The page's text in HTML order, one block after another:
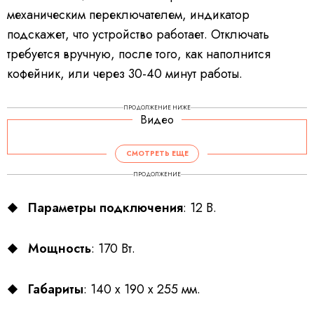
механическим переключателем, индикатор
подскажет, что устройство работает. Отключать
требуется вручную, после того, как наполнится
кофейник, или через 30-40 минут работы.
ПРОДОЛЖЕНИЕ НИЖЕ
Видео
СМОТРЕТЬ ЕЩЕ
ПРОДОЛЖЕНИЕ
Параметры подключения: 12 В.
Мощность: 170 Вт.
Габариты: 140 х 190 х 255 мм.